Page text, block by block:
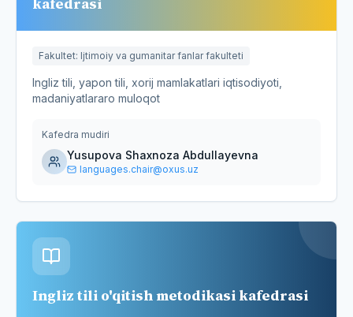
Fakultet: Ijtimoiy va gumanitar fanlar fakulteti
Ingliz tili, yapon tili, xorij mamlakatlari iqtisodiyoti,
madaniyatlararo muloqot
Kafedra mudiri
Yusupova Shaxnoza Abdullayevna
languages.chair@oxus.uz
Ingliz tili o'qitish metodikasi kafedrasi